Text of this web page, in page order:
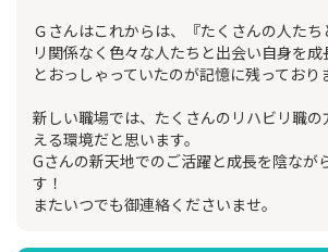
Ｇさんはこれからは、『たくさんの人た
リ関係なく色々な人たちと出会い自身を成
とおっしゃっていたのが記憶に残っており
新しい職場では、たくさんのリハビリ職
える環境だと思います。
Gさんの新天地でのご活躍と成長を陰なが
す！
またいつでも御連絡くださいませ。